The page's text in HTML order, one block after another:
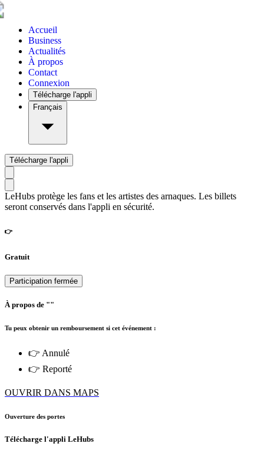
Accueil
Business
Actualités
À propos
Contact
Connexion
Télécharge l'appli
Français
Télécharge l'appli
LeHubs protège les fans et les artistes des arnaques. Les billets
seront conservés dans l'appli en sécurité.
👉
Gratuit
Participation fermée
À propos de ""
Tu peux obtenir un remboursement si cet événement :
👉 Annulé
👉 Reporté
OUVRIR DANS MAPS
Ouverture des portes
Télécharge l'appli LeHubs